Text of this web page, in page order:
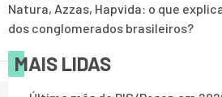
Natura, Azzas, Hapvida: o que
dos conglomerados brasileiros?
MAIS LIDAS